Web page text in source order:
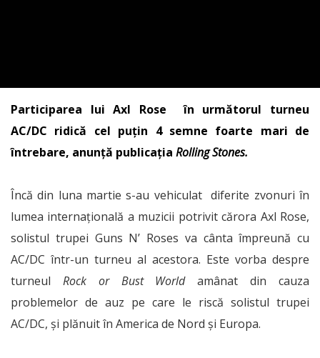
Participarea lui Axl Rose în următorul turneu
AC/DC ridică cel puțin 4 semne foarte mari de
întrebare, anunță publicația Rolling Stones.
Încă din luna martie s-au vehiculat diferite zvonuri în
lumea internațională a muzicii potrivit cărora Axl Rose,
solistul trupei Guns N’ Roses va cânta împreună cu
AC/DC într-un turneu al acestora. Este vorba despre
turneul Rock or Bust Worldamânat din cauza
problemelor de auz pe care le riscă solistul trupei
AC/DC, și plănuit în America de Nord și Europa.